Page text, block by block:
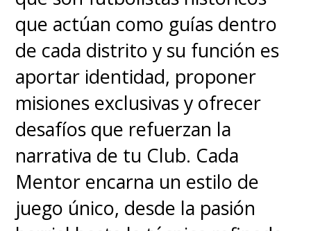
que actúan como guías dentro
de cada distrito y su función es
aportar identidad, proponer
misiones exclusivas y ofrecer
desafíos que refuerzan la
narrativa de tu Club. Cada
Mentor encarna un estilo de
juego único, desde la pasión